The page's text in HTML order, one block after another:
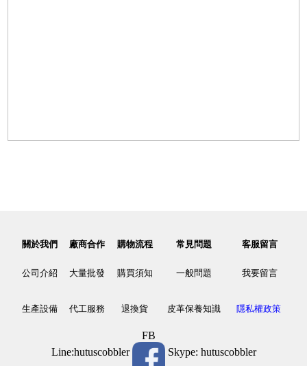
關於我們 廠商合作 購物流程 常見問題 客服留言
公司介紹 大量批發 購買須知 一般問題 我要留言
生產設備 代工服務 退換貨 皮革保養知識 隱私權政策
Line:hutuscobbler
FB
Skype: hutuscobbler